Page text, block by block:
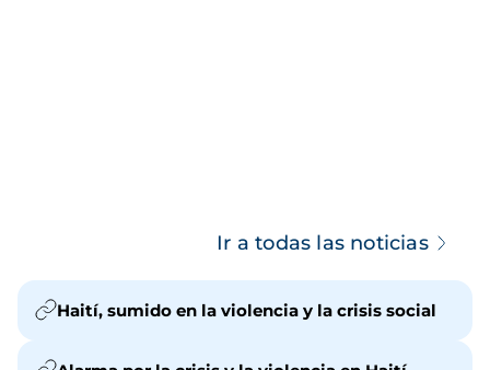
Ir a todas las noticias
Haití, sumido en la violencia y la crisis social